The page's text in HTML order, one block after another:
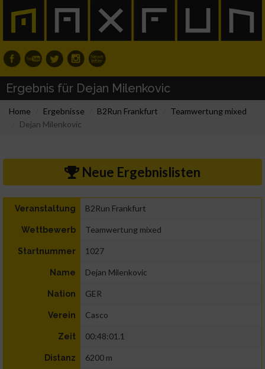
Ergebnis für Dejan Milenkovic
Home Ergebnisse B2Run Frankfurt
Teamwertung mixed
Dejan Milenkovic
Neue Ergebnislisten
Veranstaltung B2Run Frankfurt
Wettbewerb Teamwertung mixed
Startnummer 1027
Name Dejan Milenkovic
Nation GER
Verein Casco
Zeit 00:48:01.1
Distanz 6200 m